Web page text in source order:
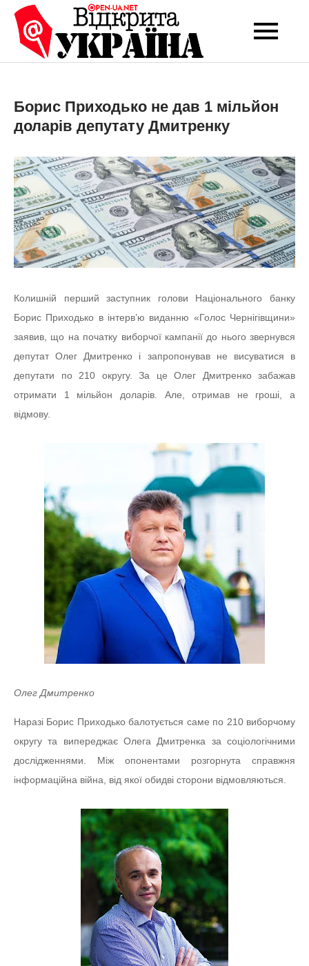
Перейти
вмісту
Open-UA
NET
Це ваше надійне
експертних думок
Борис Приходько не дав 1 мільйон
доларів депутату Дмитренку
Колишній перший заступник голови Національного банку
Борис Приходько в інтерв’ю виданню «Голос Чернігівщини»
заявив, що на початку виборчої кампанії до нього звернувся
депутат Олег Дмитренко і запропонував не висуватися в
депутати по 210 округу. За це Олег Дмитренко забажав
отримати 1 мільйон доларів. Але, отримав не гроші, а
відмову.
Олег Дмитренко
Наразі Борис Приходько балотується саме по 210 виборчому
округу та випереджає Олега Дмитренка за соціологічними
дослідженнями. Між опонентами розгорнута справжня
інформаційна війна, від якої обидві сторони відмовляються.